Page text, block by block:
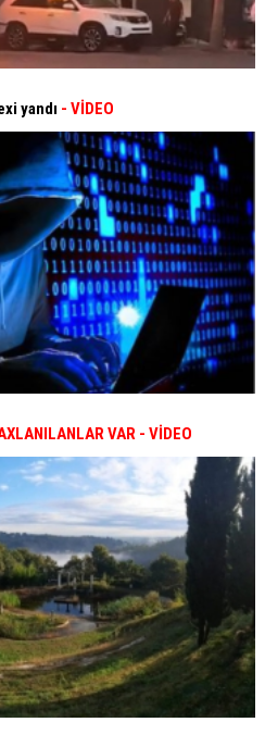
yandı - VİDEO
VAR - VİDEO